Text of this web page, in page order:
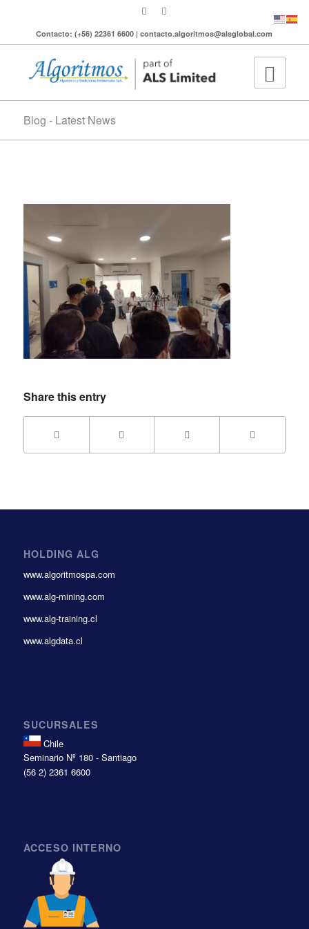
Contacto: (+56) 22361 6600 | contacto.algoritmos@alsglobal.com
Blog - Latest News
Share this entry
HOLDING ALG
www.algoritmospa.com
www.alg-mining.com
www.alg-training.cl
www.algdata.cl
SUCURSALES
Chile
Seminario Nº 180 - Santiago
(56 2) 2361 6600
ACCESO INTERNO